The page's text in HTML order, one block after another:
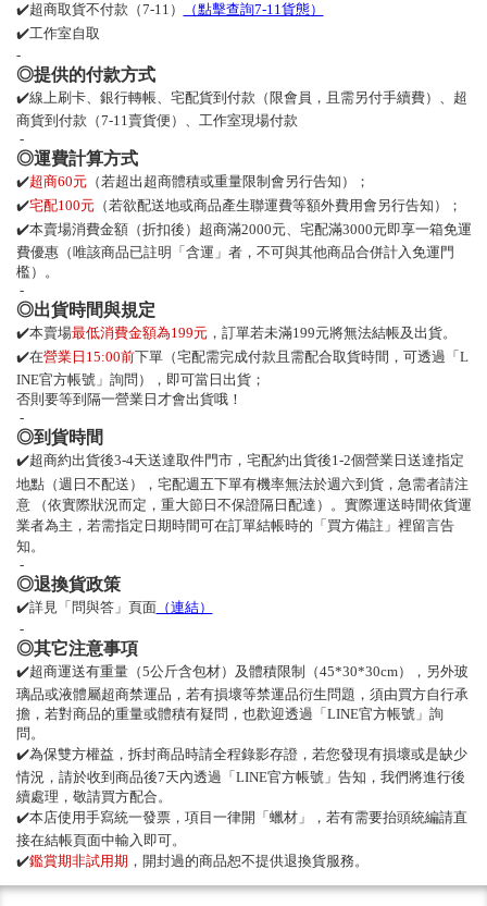
✔️超商取貨不付款（7-11）
（點擊查詢7-11貨態）
✔️工作室自取
-
◎提供的付款方式
✔️線上刷卡、銀行轉帳、宅配貨到付款（限會員，且需另付手續費）、超
商貨到付款（7-11賣貨便）、工作室現場付款
-
◎運費計算方式
✔️超商60元（若超出超商體積或重量限制會另行告知）；
✔️宅配100元（若欲配送地或商品產生聯運費等額外費用會另行告知）；
✔️本賣場消費金額（折扣後）超商滿2000元、宅配滿3000元即享一箱免運
費優惠（唯該商品已註明「含運」者，不可與其他商品合併計入免運門
檻）。
-
◎出貨時間與規定
✔️本賣場最低消費金額為199元，訂單若未滿199元將無法結帳及出貨。
✔️在營業日15:00前下單（宅配需完成付款且需配合取貨時間，可透過「 L
INE官方帳號」詢問），即可當日出貨；
否則要等到隔一營業日才會出貨哦！
-
◎到貨時間
✔️超商約出貨後3-4天送達取件門市，宅配約出貨後1-2個營業日送達指定
地點（週日不配送），宅配週五下單有機率無法於週六到貨，急需者請注
意 （依實際狀況而定，重大節日不保證隔日配達）。 實際運送時間依貨運
業者為主，若需指定日期時間可在訂單結帳時的「買方備註」裡留言告
知。
-
◎退換貨政策
✔️詳見「問與答」頁面（連結）
-
◎其它注意事項
✔️超商運送有重量（5公斤含包材）及體積限制（45*30*30cm），另外玻
璃品或液體屬超商禁運品，若有損壞等禁運品衍生問題，須由買方自行承
擔，若對商品的重量或體積有疑問，也歡迎透過「LINE官方帳號」詢
問。
✔️為保雙方權益，拆封商品時請全程錄影存證，若您發現有損壞或是缺少
情況，請於收到商品後7天內透過「LINE官方帳號」告知，我們將進行後
續處理，敬請買方配合。
✔️本店使用手寫統一發票，項目一律開「蠟材」，若有需要抬頭統編請直
接在結帳頁面中輸入即可。
✔️鑑賞期非試用期 ，開封過的商品恕不提供退換貨服務。